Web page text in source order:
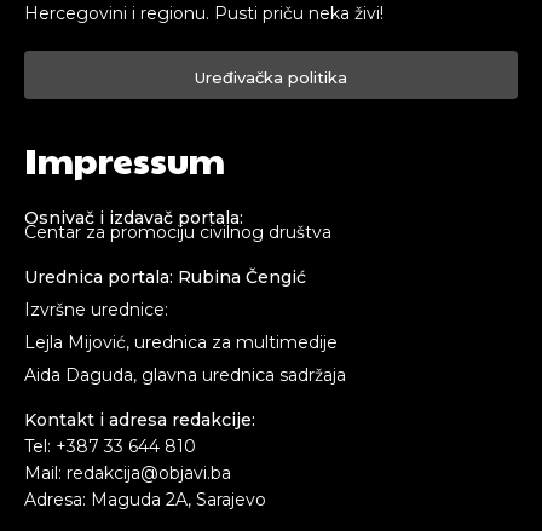
Hercegovini i regionu. Pusti priču neka živi!
Uređivačka politika
Impressum
Osnivač i izdavač portala:
Centar za promociju civilnog društva
Urednica portala: Rubina Čengić
Izvršne urednice:
Lejla Mijović, urednica za multimedije
Aida Daguda, glavna urednica sadržaja
Kontakt i adresa redakcije:
Tel: +387 33 644 810
Mail: redakcija@objavi.ba
Adresa: Maguda 2A, Sarajevo